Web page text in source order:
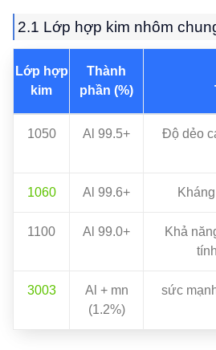
2.1 Lớp hợp kim nhôm
Lớp hợp
kim
Thành
phần (%)
1050 Al 99.5+
Độ dẻo
1060 Al 99.6+
1100 Al 99.0+
Khả
3003
Al + mn
(1.2%)
sức